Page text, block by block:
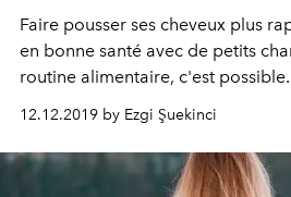
Faire pousser ses cheveux plus
en bonne santé avec de petits
routine alimentaire, c'est
12.12.2019 by Ezgi Şuekinci